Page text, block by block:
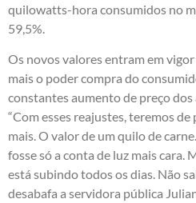
quilowatts-hora consumidos no
59,5%.
Os novos valores entram em
mais o poder compra do
constantes aumento de preço
“Com esses reajustes, teremos de
mais. O valor de um quilo de
fosse só a conta de luz mais cara.
está subindo todos os dias. Não
desabafa a servidora pública